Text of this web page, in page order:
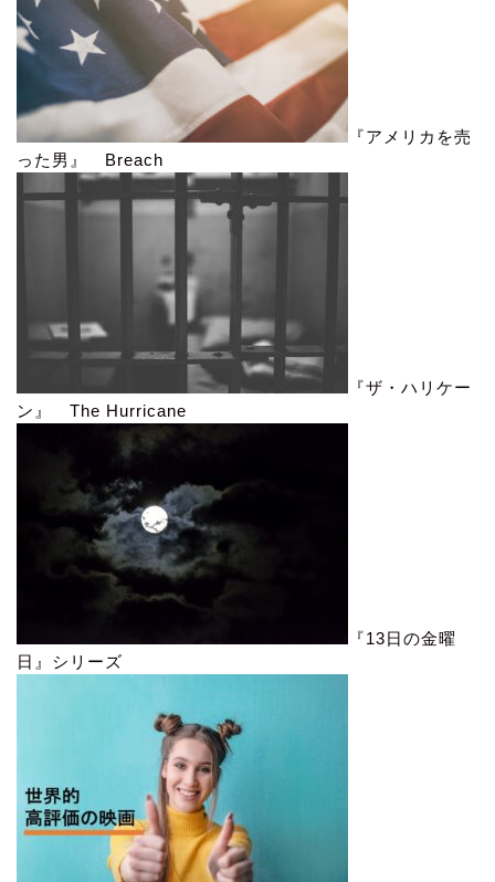
『アメリカを売
った男』 Breach
『ザ・ハリケー
ン』 The Hurricane
『13日の金曜
日』シリーズ